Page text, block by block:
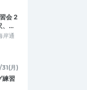
会 2
、…
岸通
月)
練習